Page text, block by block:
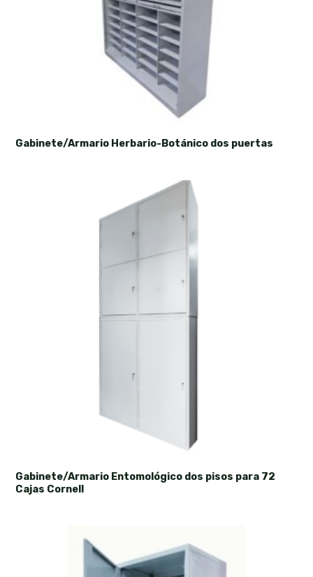
Gabinete/Armario Herbario-Botánico dos puertas
Gabinete/Armario Entomológico dos pisos para 72
Cajas Cornell